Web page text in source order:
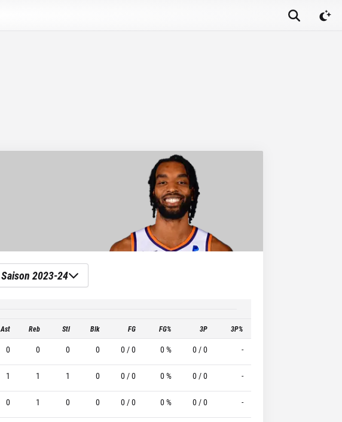
Saison 2023-24
Ast Reb Stl Blk FG FG% 3P 3P%
0 0 0 0 0 / 0 0 % 0 / 0 -
1 1 1 0 0 / 0 0 % 0 / 0 -
0 1 0 0 0 / 0 0 % 0 / 0 -